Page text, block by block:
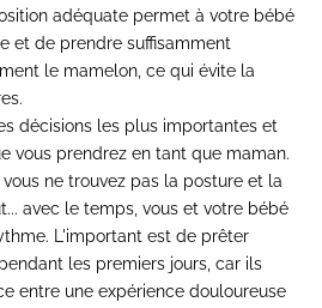
adéquate permet à votre bébé
et de prendre suffisamment
le mamelon, ce qui évite la
décisions les plus importantes et
vous prendrez en tant que maman.
ne trouvez pas la posture et la
avec le temps, vous et votre bébé
L'important est de prêter
les premiers jours, car ils
entre une expérience douloureuse